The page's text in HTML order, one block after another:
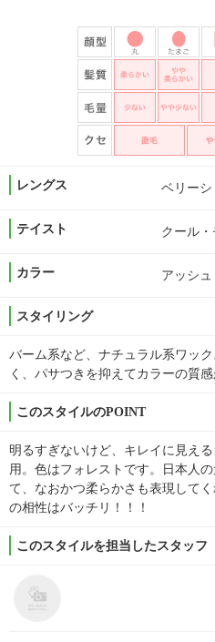
レングス ベリーシ
テイスト クール・
カラー アッシ
スタイリング
バーム系など、ナチュラル系ワッ
く、パサつきを抑えてカラーの質感
このスタイルのPOINT
明るすぎないけど、キレイに見え
用。色はフォレストです。日本人
て、なおかつ柔らかさも表現して
の相性はバッチリ！！！
このスタイルを担当したスタッフ